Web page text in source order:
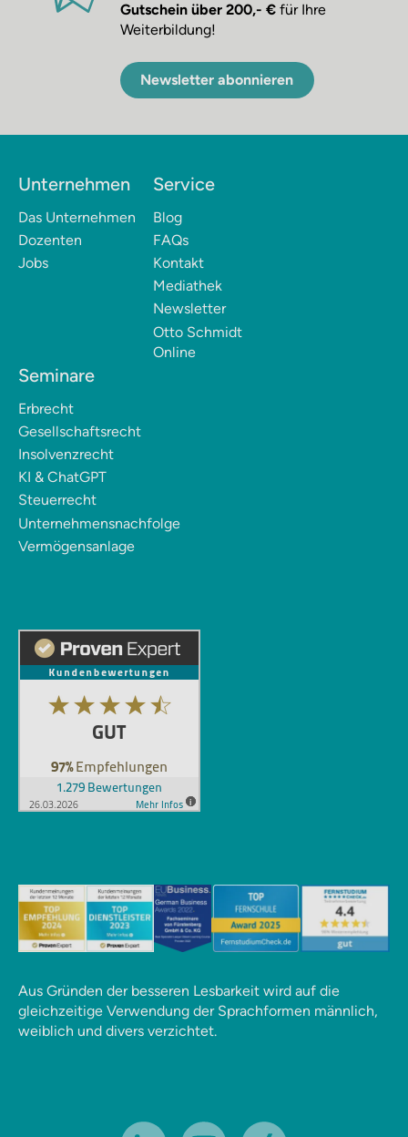
Gutschein über 200,- € für Ihre
Weiterbildung!
Newsletter abonnieren
Unternehmen
Das Unternehmen
Dozenten
Jobs
Service
Blog
FAQs
Kontakt
Mediathek
Newsletter
Otto Schmidt
Online
Seminare
Erbrecht
Gesellschaftsrecht
Insolvenzrecht
KI & ChatGPT
Steuerrecht
Unternehmensnachfolge
Vermögensanlage
Aus Gründen der besseren Lesbarkeit wird auf die
gleichzeitige Verwendung der Sprachformen männlich,
weiblich und divers verzichtet.